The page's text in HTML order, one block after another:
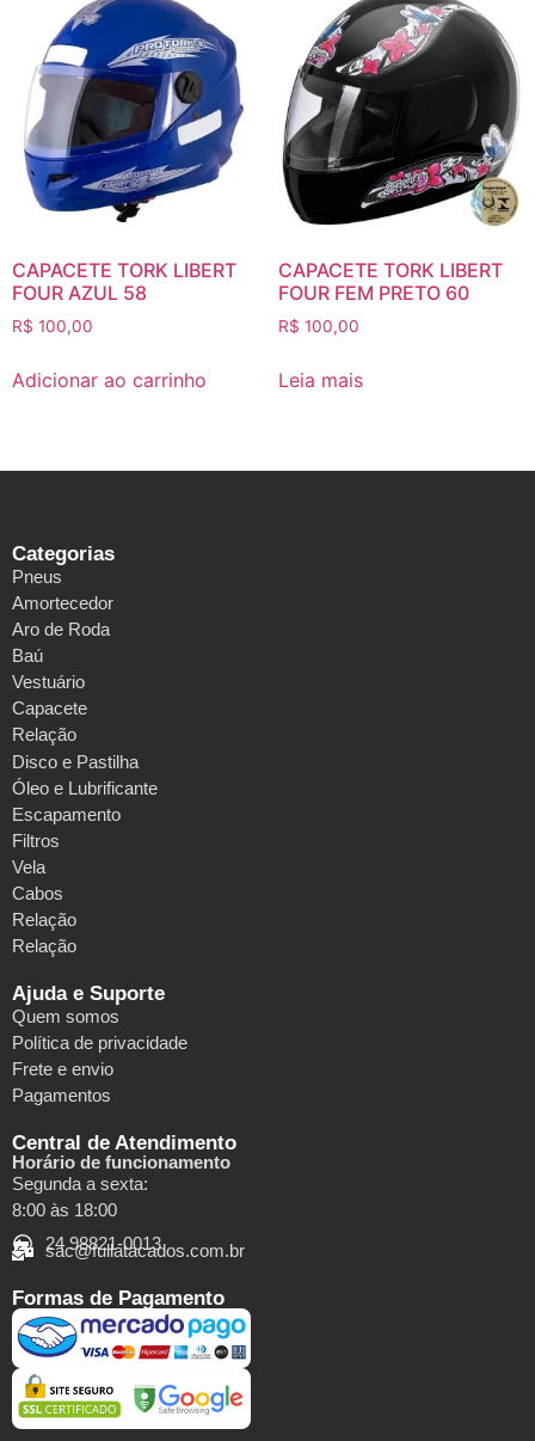
CAPACETE TORK LIBERT
FOUR AZUL 58
R$ 100,00
Adicionar ao carrinho
CAPACETE TORK LIBERT
FOUR FEM PRETO 60
R$ 100,00
Leia mais
Categorias
Pneus
Amortecedor
Aro de Roda
Baú
Vestuário
Capacete
Relação
Disco e Pastilha
Óleo e Lubrificante
Escapamento
Filtros
Vela
Cabos
Relação
Relação
Ajuda e Suporte
Quem somos
Política de privacidade
Frete e envio
Pagamentos
Central de Atendimento
Horário de funcionamento
Segunda a sexta:
8:00 às 18:00
24 98821-0013
sac@fullatacados.com.br
Formas de Pagamento